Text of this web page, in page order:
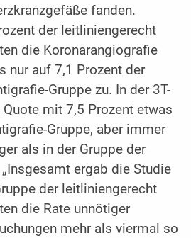
fanden.
der leitliniengerecht
die Koronarangiografie
nur auf 7,1 Prozent der
Gruppe zu. In der 3T-
Quote mit 7,5 Prozent etwas
Gruppe, aber immer
als in der Gruppe der
ergab die Studie
der leitliniengerecht
die Rate unnötiger
mehr als viermal so